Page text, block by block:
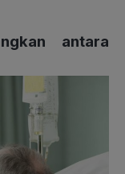
antara